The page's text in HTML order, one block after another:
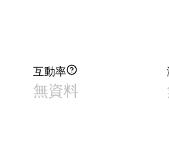
互動率
無資料